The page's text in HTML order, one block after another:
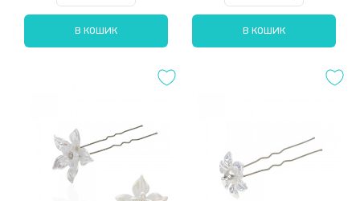
В КОШИК В КОШИК